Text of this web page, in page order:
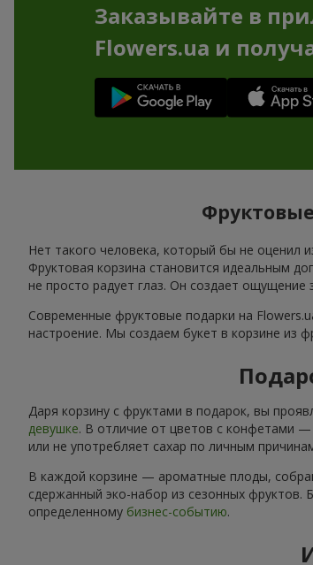
Заказывайте в
Flowers.ua и
Нет такого человека, который бы не оценил
Фруктовая корзина становится идеальным
не просто радует глаз. Он создает ощущение
Современные фруктовые подарки на
настроение. Мы создаем букет в корзине из
Даря корзину с фруктами в подарок, вы
девушке. В отличие от цветов с конфетами —
или не употребляет сахар по личным
В каждой корзине — ароматные плоды,
сдержанный эко-набор из сезонных фруктов.
определенному бизнес-событию.